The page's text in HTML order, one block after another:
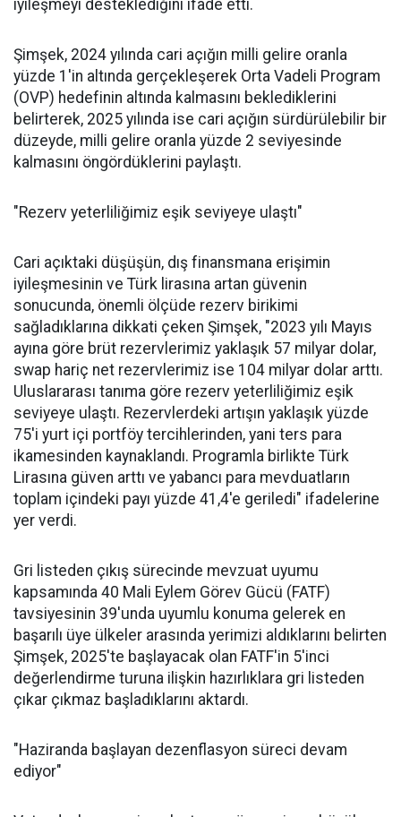
iyileşmeyi desteklediğini ifade etti.
Şimşek, 2024 yılında cari açığın milli gelire oranla
yüzde 1'in altında gerçekleşerek Orta Vadeli Program
(OVP) hedefinin altında kalmasını beklediklerini
belirterek, 2025 yılında ise cari açığın sürdürülebilir bir
düzeyde, milli gelire oranla yüzde 2 seviyesinde
kalmasını öngördüklerini paylaştı.
"Rezerv yeterliliğimiz eşik seviyeye ulaştı"
Cari açıktaki düşüşün, dış finansmana erişimin
iyileşmesinin ve Türk lirasına artan güvenin
sonucunda, önemli ölçüde rezerv birikimi
sağladıklarına dikkati çeken Şimşek, "2023 yılı Mayıs
ayına göre brüt rezervlerimiz yaklaşık 57 milyar dolar,
swap hariç net rezervlerimiz ise 104 milyar dolar arttı.
Uluslararası tanıma göre rezerv yeterliliğimiz eşik
seviyeye ulaştı. Rezervlerdeki artışın yaklaşık yüzde
75'i yurt içi portföy tercihlerinden, yani ters para
ikamesinden kaynaklandı. Programla birlikte Türk
Lirasına güven arttı ve yabancı para mevduatların
toplam içindeki payı yüzde 41,4'e geriledi" ifadelerine
yer verdi.
Gri listeden çıkış sürecinde mevzuat uyumu
kapsamında 40 Mali Eylem Görev Gücü (FATF)
tavsiyesinin 39'unda uyumlu konuma gelerek en
başarılı üye ülkeler arasında yerimizi aldıklarını belirten
Şimşek, 2025'te başlayacak olan FATF'in 5'inci
değerlendirme turuna ilişkin hazırlıklara gri listeden
çıkar çıkmaz başladıklarını aktardı.
"Haziranda başlayan dezenflasyon süreci devam
ediyor"